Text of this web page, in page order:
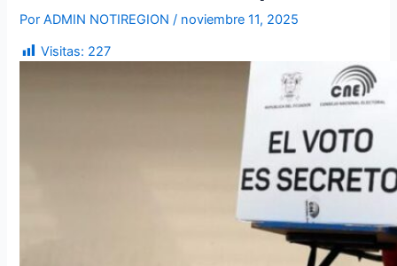
PorADMIN NOTIREGION/ noviembre 11, 2025
Visitas: 227